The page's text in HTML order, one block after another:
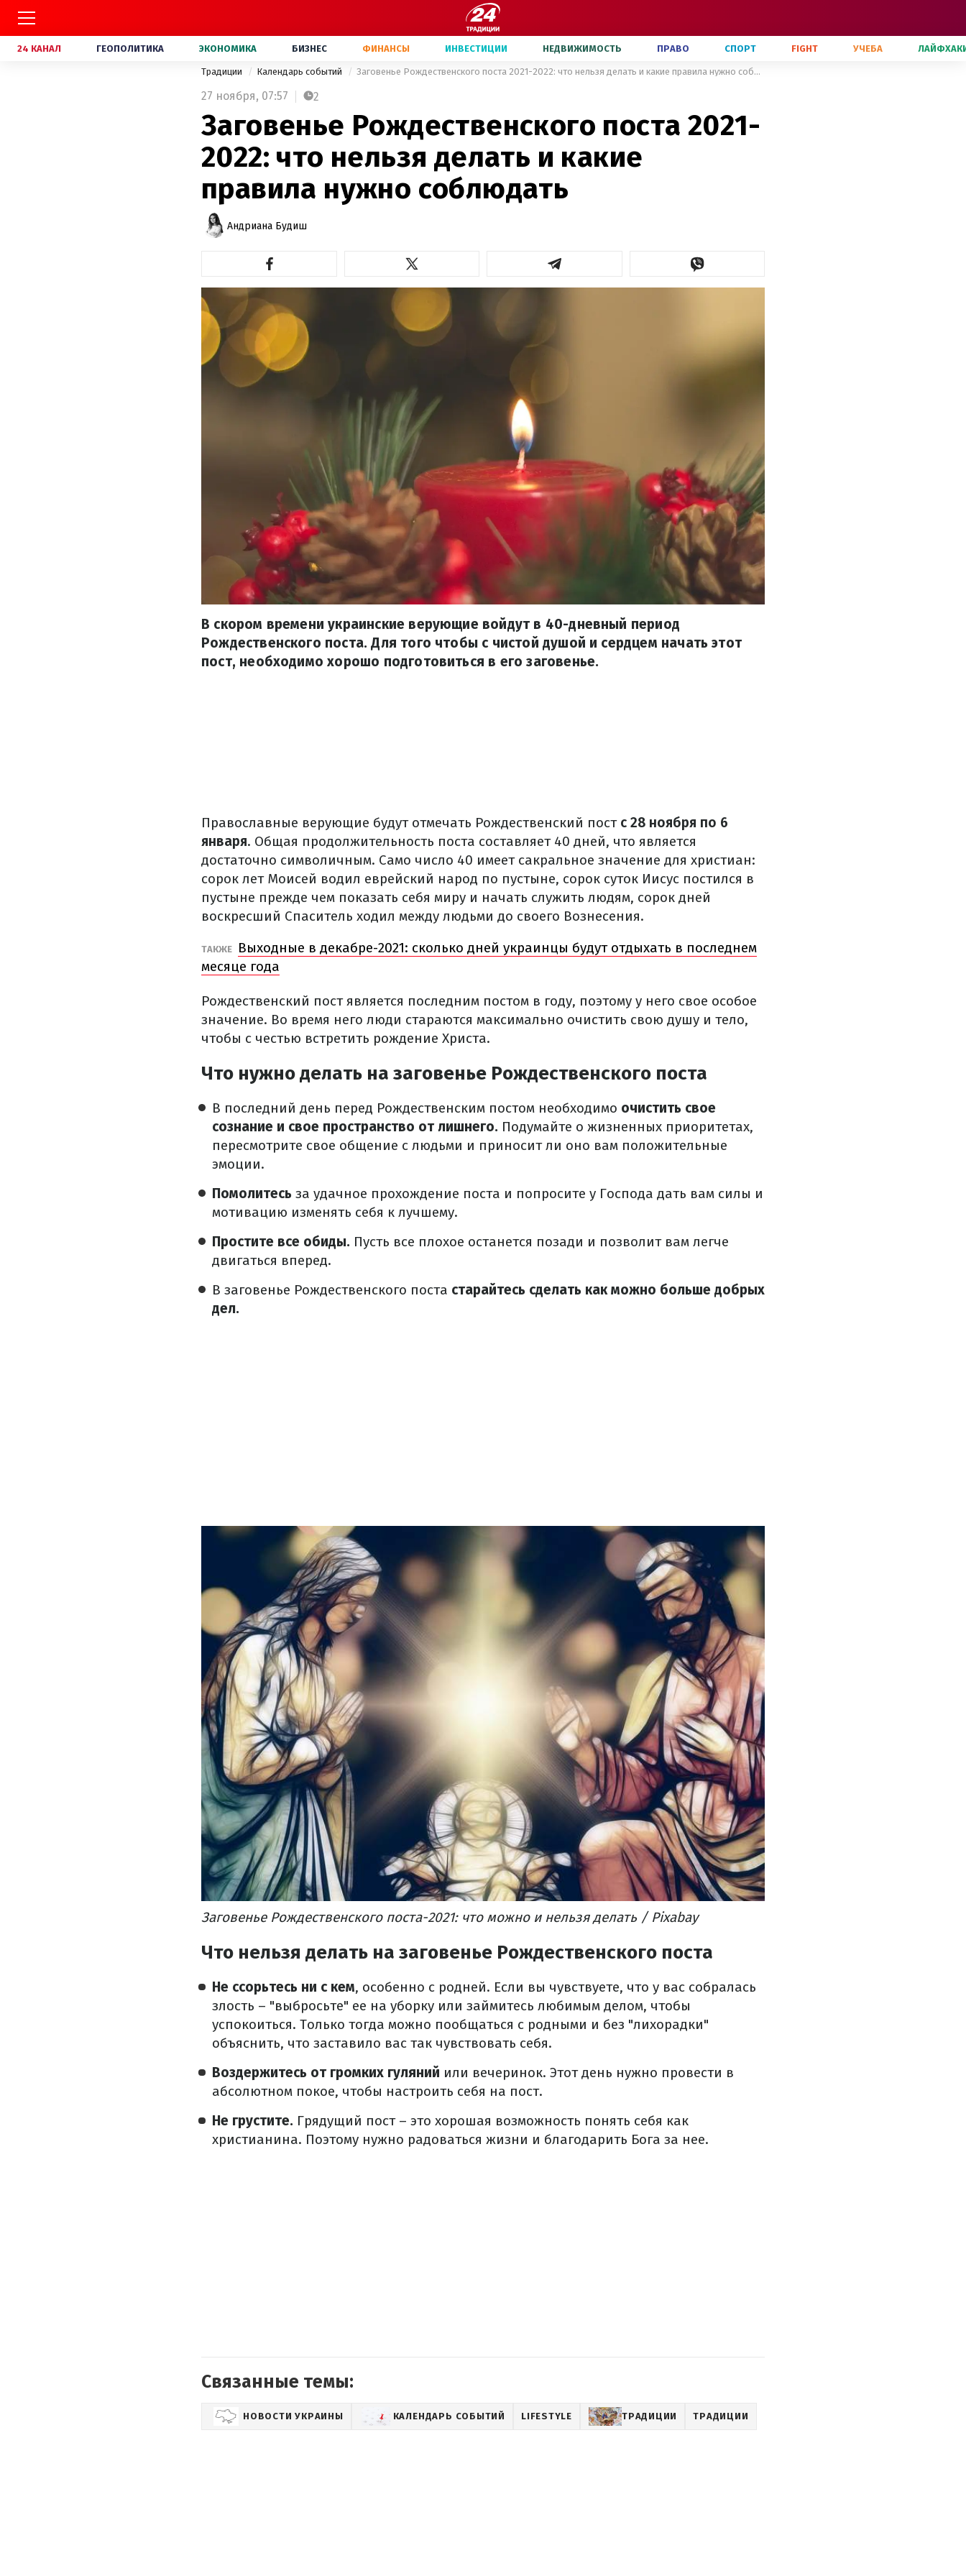
24 КАНАЛ ГЕОПОЛИТИКА ЭКОНОМИКА БИЗНЕС ФИНАНСЫ ИНВЕСТИЦИИ НЕДВИЖИМОСТЬ ПРАВО СПОРТ FIGHT УЧЕБА
Традиции Календарь событий Заговенье Рождественского поста 2021-2022: что нельзя делать и какие правила нужно соблюдать
27 ноября, 07:57 2
Заговенье Рождественского поста 2021-
2022: что нельзя делать и какие
правила нужно соблюдать
Андриана Будиш
В скором времени украинские верующие войдут в 40-дневный период
Рождественского поста. Для того чтобы с чистой душой и сердцем начать этот
пост, необходимо хорошо подготовиться в его заговенье.
Православные верующие будут отмечать Рождественский пост с 28 ноября по 6
января. Общая продолжительность поста составляет 40 дней, что является
достаточно символичным. Само число 40 имеет сакральное значение для христиан:
сорок лет Моисей водил еврейский народ по пустыне, сорок суток Иисус постился в
пустыне прежде чем показать себя миру и начать служить людям, сорок дней
воскресший Спаситель ходил между людьми до своего Вознесения.
ТАКЖЕ
Выходные в декабре-2021: сколько дней украинцы будут отдыхать в последнем
месяце года
Рождественский пост является последним постом в году, поэтому у него свое особое
значение. Во время него люди стараются максимально очистить свою душу и тело,
чтобы с честью встретить рождение Христа.
Что нужно делать на заговенье Рождественского поста
В последний день перед Рождественским постом необходимо очистить свое
сознание и свое пространство от лишнего. Подумайте о жизненных приоритетах,
пересмотрите свое общение с людьми и приносит ли оно вам положительные
эмоции.
Помолитесь за удачное прохождение поста и попросите у Господа дать вам силы и
мотивацию изменять себя к лучшему.
Простите все обиды. Пусть все плохое останется позади и позволит вам легче
двигаться вперед.
В заговенье Рождественского поста старайтесь сделать как можно больше добрых
дел.
Заговенье Рождественского поста-2021: что можно и нельзя делать / Pixabay
Что нельзя делать на заговенье Рождественского поста
Не ссорьтесь ни с кем, особенно с родней. Если вы чувствуете, что у вас собралась
злость – "выбросьте" ее на уборку или займитесь любимым делом, чтобы
успокоиться. Только тогда можно пообщаться с родными и без "лихорадки"
объяснить, что заставило вас так чувствовать себя.
Воздержитесь от громких гуляний или вечеринок. Этот день нужно провести в
абсолютном покое, чтобы настроить себя на пост.
Не грустите. Грядущий пост – это хорошая возможность понять себя как
христианина. Поэтому нужно радоваться жизни и благодарить Бога за нее.
Связанные темы:
НОВОСТИ УКРАИНЫ КАЛЕНДАРЬ СОБЫТИЙ LIFESTYLE ТРАДИЦИИ ТРАДИЦИИ